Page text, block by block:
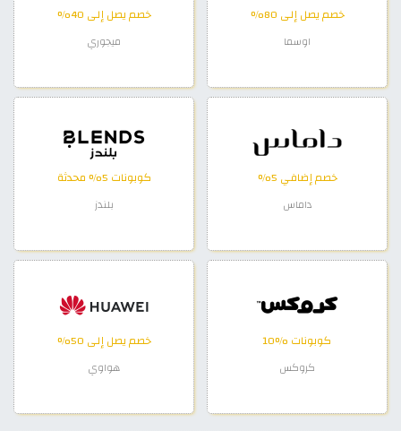
خصم يصل إلى 80%
اوسما
خصم يصل إلى 40%
ميجوري
خصم إضافي 5%
داماس
كوبونات 5% محدثة
بلندز
كوبونات %10
كروكس
خصم يصل إلى 50%
هواوي